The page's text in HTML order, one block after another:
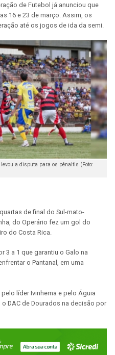
de Futebol já anunciou que
16 e 23 de março. Assim, os
até os jogos de ida da semi.
a disputa para os pênaltis (Foto:
de final do Sul-mato-
do Operário fez um gol do
do Costa Rica.
3 a 1 que garantiu o Galo na
o Pantanal, em uma
líder Ivinhema e pelo Águia
DAC de Dourados na decisão por